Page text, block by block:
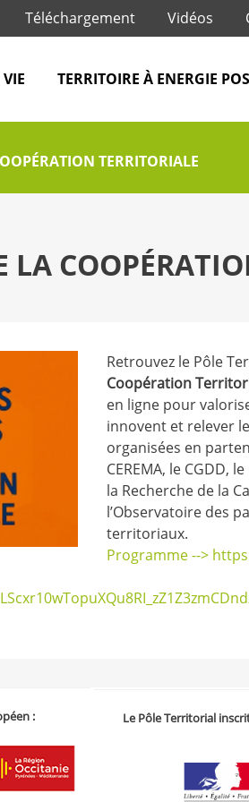
Jump to navigation
Téléchargement Vidéos
TERRITOIRE À ENERGIE
TERRITORIALE
Retrouvez le Pôle
Coopération
en ligne pour
innovent et relever
organisées en
CEREMA, le CGDD,
la Recherche de la
l’Observatoire des
territoriaux.
Programme -->
: Le Pôle Territorial